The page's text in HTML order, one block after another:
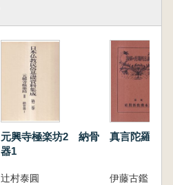
元興寺極楽坊2 納骨
器1
辻村泰圓
真言陀羅尼
伊藤古鑑 著